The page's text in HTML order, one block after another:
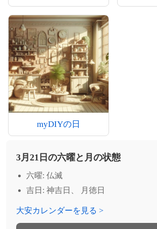
myDIYの日
3月21日の六曜と月の状態
六曜: 仏滅
吉日: 神吉日、 月徳日
大安カレンダーを見る >